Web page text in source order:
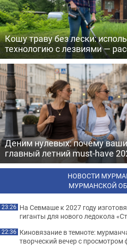
Кошу траву без лески:
технологию с лезвиями —
Деним нулевых: почему
главный летний must-have
НОВОСТИ
МУРМАНСКОЙ
23:26 На Севмаше к 2027 году
гиганты для нового ледокола
22:36 Киновязание в темноте:
творческий вечер с просмотром